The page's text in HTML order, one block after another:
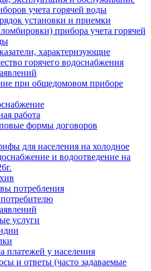
учета горячей воды
установки и приемки
прибора учета горячей
характеризующие
горячего водоснабжения
при общедомовом приборе
работа
формы договоров
для населения на холодное
и водоотведение на
потребления
услуги
платежей у населения
и ответы (часто задаваемые